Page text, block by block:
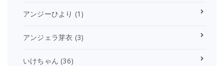
アンジーひより (1)
アンジェラ芽衣 (3)
いけちゃん (36)